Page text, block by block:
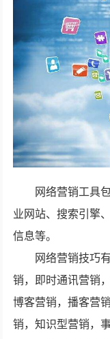
网络营销工具
业网站、搜索引擎
信息等。
网络营销技巧
销，即时通讯营销
博客营销，播客营
销，知识型营销，